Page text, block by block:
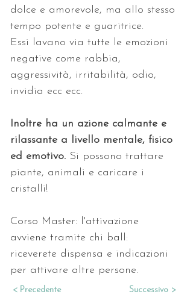
dolce e amorevole, ma allo stesso
tempo potente e guaritrice.
Essi lavano via tutte le emozioni
negative come rabbia,
aggressività, irritabilità, odio,
invidia ecc ecc.
Inoltre ha un azione calmante e
rilassante a livello mentale, fisico
ed emotivo. Si possono trattare
piante, animali e caricare i
cristalli!
Corso Master: l'attivazione
avviene tramite chi ball:
riceverete dispensa e indicazioni
per attivare altre persone.
< Precedente Successivo >